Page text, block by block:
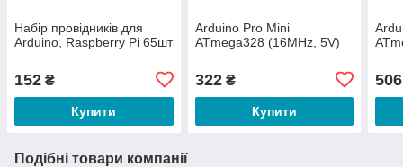
Набір провідників для
Arduino, Raspberry Pi 65шт
152 ₴
Купити
Arduino Pro Mini
ATmega328 (16MHz, 5V)
322₴
Купити
506
Подібні товари компанії